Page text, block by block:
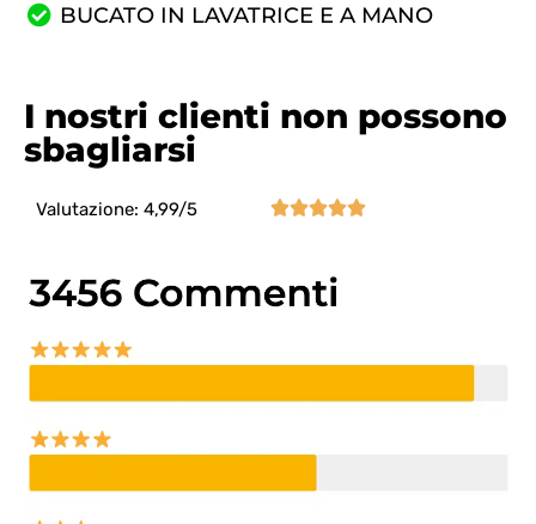
BUCATO IN LAVATRICE E A MANO
I nostri clienti non possono
sbagliarsi
Valutazione: 4,99/5 